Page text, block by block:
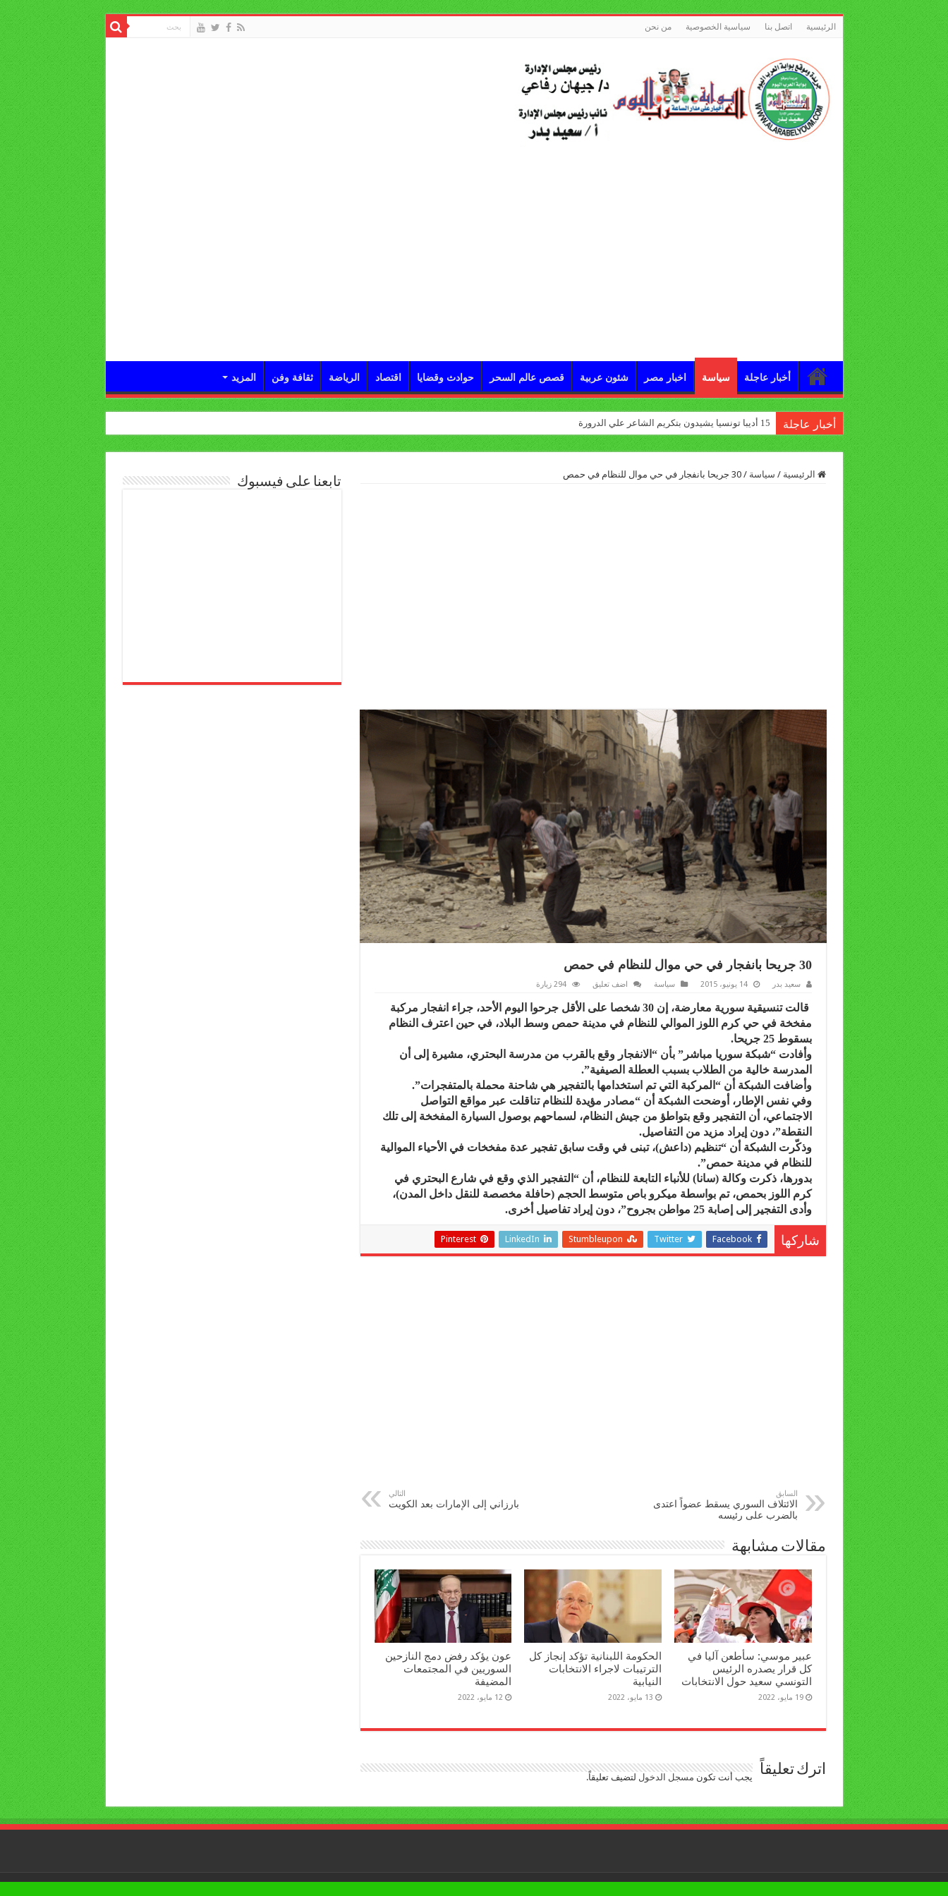
الرئيسية اتصل بنا سياسية الخصوصية من نحن
أخبار عاجلة سياسة اخبار مصر شئون عربية قصص عالم السحر حوادث وقضايا اقتصاد الرياضة ثقافة وفن المزيد
أخبار عاجلة 15 أديبا تونسيا يشيدون بتكريم الشاعر علي الدرورة
الرئيسية / سياسة / 30 جريحا بانفجار في حي موال للنظام في حمص
30 جريحا بانفجار في حي موال للنظام في حمص
سعيد بدر 14 يونيو، 2015 سياسة اضف تعليق 294 زيارة
قالت تنسيقية سورية معارضة، إن 30 شخصا على الأقل جرحوا اليوم الأحد، جراء انفجار مركبة
مفخخة في حي كرم اللوز الموالي للنظام في مدينة حمص وسط البلاد، في حين اعترف النظام
بسقوط 25 جريحا.
وأفادت “شبكة سوريا مباشر” بأن “الانفجار وقع بالقرب من مدرسة البحتري، مشيرة إلى أن
المدرسة خالية من الطلاب بسبب العطلة الصيفية”.
وأضافت الشبكة أن “المركبة التي تم استخدامها بالتفجير هي شاحنة محملة بالمتفجرات”.
وفي نفس الإطار، أوضحت الشبكة أن “مصادر مؤيدة للنظام تناقلت عبر مواقع التواصل
الاجتماعي، أن التفجير وقع بتواطؤ من جيش النظام، لسماحهم بوصول السيارة المفخخة إلى تلك
النقطة”، دون إيراد مزيد من التفاصيل.
وذكّرت الشبكة أن “تنظيم (داعش)، تبنى في وقت سابق تفجير عدة مفخخات في الأحياء الموالية
للنظام في مدينة حمص”.
بدورها، ذكرت وكالة (سانا) للأنباء التابعة للنظام، أن “التفجير الذي وقع في شارع البحتري في
كرم اللوز بحمص، تم بواسطة ميكرو باص متوسط الحجم (حافلة مخصصة للنقل داخل المدن)،
وأدى التفجير إلى إصابة 25 مواطن بجروح”، دون إيراد تفاصيل أخرى.
شاركها Facebook
Twitter
Stumbleupon
LinkedIn
Pinterest
السابق
الائتلاف السوري يسقط عضواً اعتدى
بالضرب على رئيسه
التالي
بارزاني إلى الإمارات بعد الكويت
مقالات مشابهة
عبير موسي: سأطعن آليا في
كل قرار يصدره الرئيس
التونسي سعيد حول الانتخابات
19 مايو، 2022
الحكومة اللبنانية تؤكد إنجاز كل
الترتيبات لاجراء الانتخابات
النيابية
13 مايو، 2022
عون يؤكد رفض دمج النازحين
السوريين في المجتمعات
المضيفة
12 مايو، 2022
اترك تعليقاً يجب أنت تكون مسجل الدخول لتضيف تعليقاً.
تابعنا على فيسبوك